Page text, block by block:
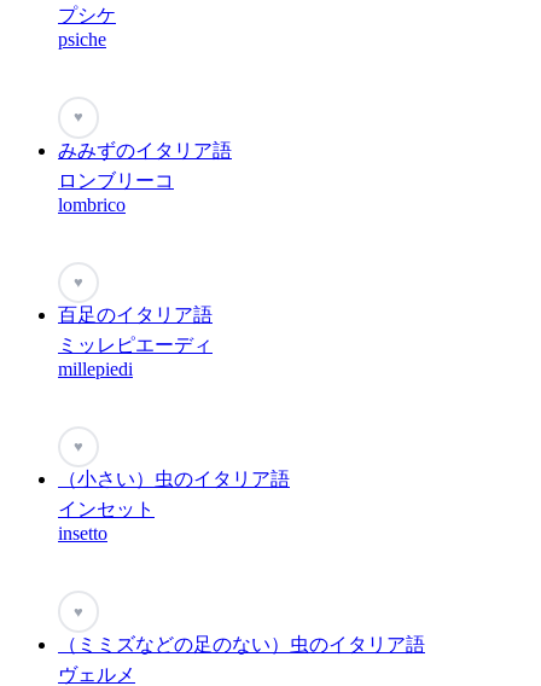
プシケ
psiche
♥
みみずのイタリア語
ロンブリーコ
lombrico
♥
百足のイタリア語
ミッレピエーディ
millepiedi
♥
（小さい）虫のイタリア語
インセット
insetto
♥
（ミミズなどの足のない）虫のイタリア語
ヴェルメ